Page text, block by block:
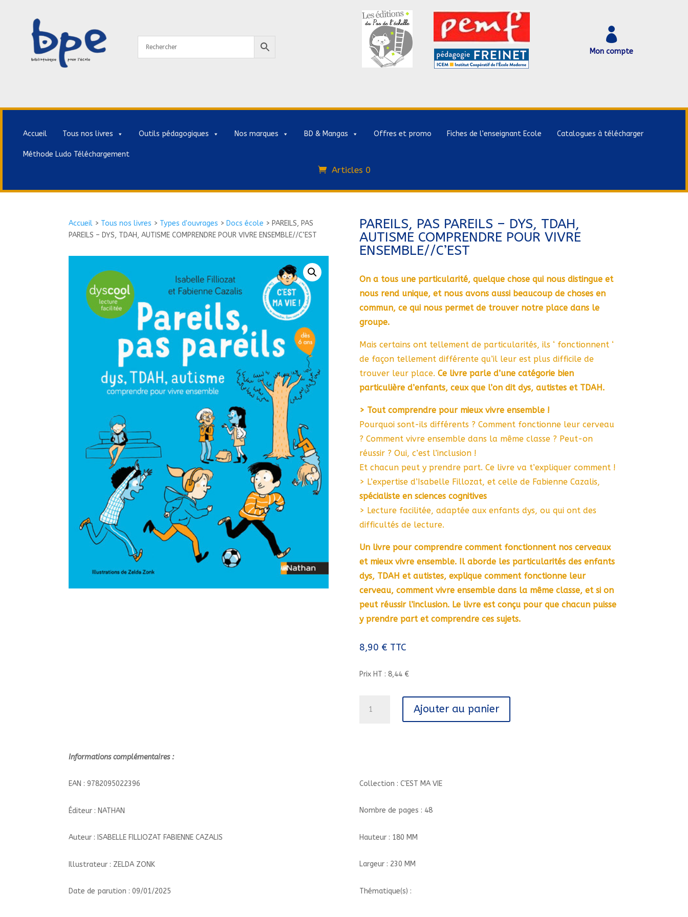

Mon compte
Accueil Tous nos livres Outils pédagogiques Nos marques BD & Mangas Offres et promo Fiches de l’enseignant Ecole Catalogues à télécharger
Méthode Ludo Téléchargement
Articles 0
Accueil > Tous nos livres > Types d'ouvrages > Docs école > PAREILS, PAS
PAREILS – DYS, TDAH, AUTISME COMPRENDRE POUR VIVRE ENSEMBLE//C’EST
PAREILS, PAS PAREILS – DYS, TDAH,
AUTISME COMPRENDRE POUR VIVRE
ENSEMBLE//C’EST
On a tous une particularité, quelque chose qui nous distingue et
nous rend unique, et nous avons aussi beaucoup de choses en
commun, ce qui nous permet de trouver notre place dans le
groupe.
Mais certains ont tellement de particularités, ils ‘ fonctionnent ‘
de façon tellement différente qu’il leur est plus difficile de
trouver leur place. Ce livre parle d’une catégorie bien
particulière d’enfants, ceux que l’on dit dys, autistes et TDAH.
> Tout comprendre pour mieux vivre ensemble !
Pourquoi sont-ils différents ? Comment fonctionne leur cerveau
? Comment vivre ensemble dans la même classe ? Peut-on
réussir ? Oui, c’est l’inclusion !
Et chacun peut y prendre part. Ce livre va t’expliquer comment !
> L’expertise d’Isabelle Fillozat, et celle de Fabienne Cazalis,
spécialiste en sciences cognitives
> Lecture facilitée, adaptée aux enfants dys, ou qui ont des
difficultés de lecture.
Un livre pour comprendre comment fonctionnent nos cerveaux
et mieux vivre ensemble. Il aborde les particularités des enfants
dys, TDAH et autistes, explique comment fonctionne leur
cerveau, comment vivre ensemble dans la même classe, et si on
peut réussir l’inclusion. Le livre est conçu pour que chacun puisse
y prendre part et comprendre ces sujets.
8,90 € TTC
Prix HT : 8,44 €
TDAH,
COMPRENDRE
ENSEMBLE//C'EST
Ajouter au panier
Informations complémentaires :
EAN : 9782095022396
Éditeur : NATHAN
Auteur : ISABELLE FILLIOZAT FABIENNE CAZALIS
Illustrateur : ZELDA ZONK
Date de parution : 09/01/2025
Collection : C'EST MA VIE
Nombre de pages : 48
Hauteur : 180 MM
Largeur : 230 MM
Thématique(s) :